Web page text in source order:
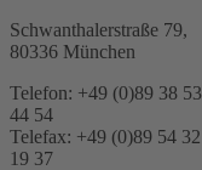
Schwanthalerstraße 79,
80336 München
Telefon: +49 (0)89 38 53
44 54
Telefax: +49 (0)89 54 32
19 37